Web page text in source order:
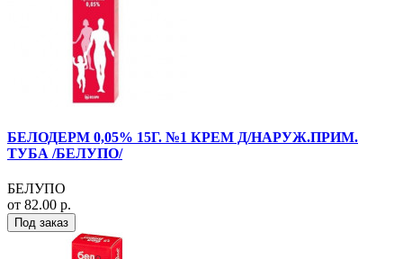
БЕЛОДЕРМ 0,05% 15Г. №1 КРЕМ Д/НАРУЖ.ПРИМ.
ТУБА /БЕЛУПО/
БЕЛУПО
от 82.00 р.
Под заказ